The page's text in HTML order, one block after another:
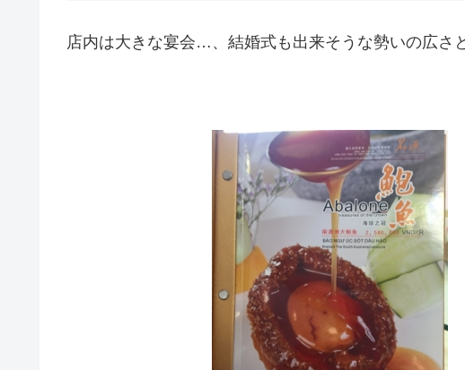
店内は大きな宴会…、結婚式も出来そうな勢いの広さ